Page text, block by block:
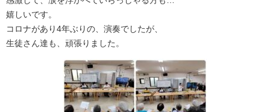
嬉しいです。
コロナがあり4年ぶりの、演奏でしたが、
生徒さん達も、頑張りました。